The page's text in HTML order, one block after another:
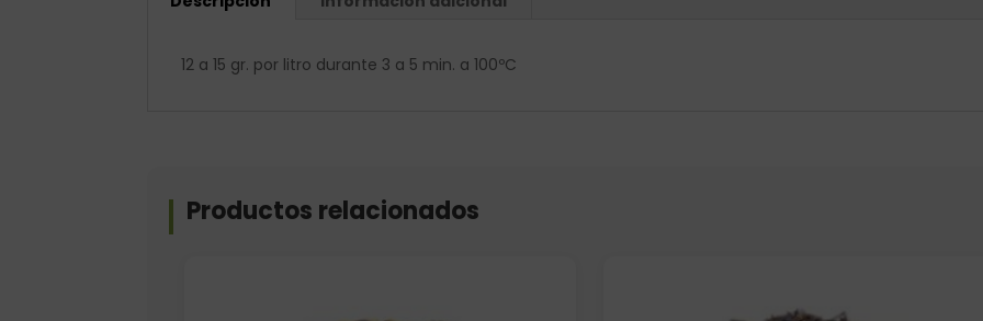
12 a 15 gr. por litro durante 3 a 5 min. a 100ºC
Productos relacionados